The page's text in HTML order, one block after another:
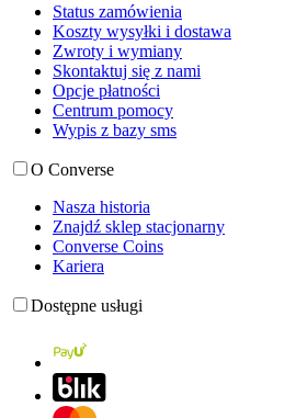
Status zamówienia
Koszty wysyłki i dostawa
Zwroty i wymiany
Skontaktuj się z nami
Opcje płatności
Centrum pomocy
Wypis z bazy sms
O Converse
Nasza historia
Znajdź sklep stacjonarny
Converse Coins
Kariera
Dostępne usługi